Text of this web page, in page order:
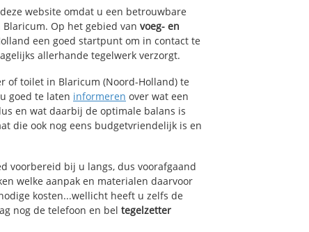
website omdat u een betrouwbare
Op het gebied van voeg- en
een goed startpunt om in contact te
allerhande tegelwerk verzorgt.
of toilet in Blaricum (Noord-Holland) te
goed te laten informeren over wat een
en wat daarbij de optimale balans is
die ook nog eens budgetvriendelijk is en
voorbereid bij u langs, dus voorafgaand
welke aanpak en materialen daarvoor
kosten...wellicht heeft u zelfs de
nog de telefoon en bel tegelzetter